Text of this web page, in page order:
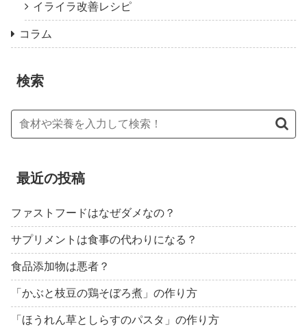
イライラ改善レシピ
コラム
検索
最近の投稿
ファストフードはなぜダメなの？
サプリメントは食事の代わりになる？
食品添加物は悪者？
「かぶと枝豆の鶏そぼろ煮」の作り方
「ほうれん草としらすのパスタ」の作り方